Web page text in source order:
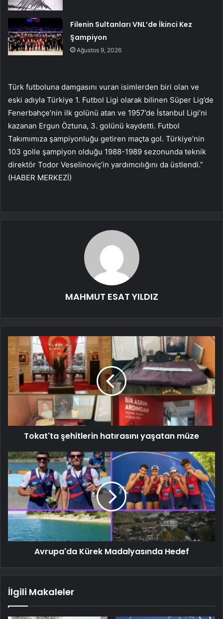
Filenin Sultanları VNL’de İkinci Kez
Şampiyon
Ağustos 9, 2026
Türk futboluna damgasını vuran isimlerden biri olan ve
eski adıyla Türkiye 1. Futbol Ligi olarak bilinen Süper Lig’de
Fenerbahçe’nin ilk golünü atan ve 1957’de İstanbul Ligi’ni
kazanan Ergun Öztuna, 3. golünü kaydetti. Futbol
Takımımıza şampiyonluğu getiren maçta gol. Türkiye’nin
103 golle şampiyon olduğu 1988-1989 sezonunda teknik
direktör Todor Veselinoviç’in yardımcılığını da üstlendi.”
(HABER MERKEZİ)
MAHMUT ESAT YILDIZ
Tokat'ta şehitlerin hatırasını yaşatan müze
Avrupa'da Kürek Madalyasında Hedef
İlgili Makaleler